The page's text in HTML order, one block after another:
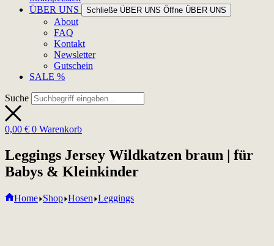
ÜBER UNS
Schließe ÜBER UNS Öffne ÜBER UNS
About
FAQ
Kontakt
Newsletter
Gutschein
SALE %
Suche
0,00 € 0 Warenkorb
Leggings Jersey Wildkatzen braun | für
Babys & Kleinkinder
Home Shop Hosen Leggings